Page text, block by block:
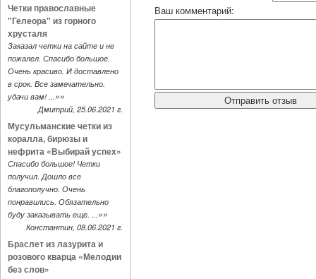
Четки православные
"Гелеора" из горного
хрусталя
Заказал четки на сайте и не
пожалел. Спасибо большое.
Очень красиво. И доставлено
в срок. Все замечательно.
удачи вам! ...»»
Дмитрий, 25.06.2021 г.
Мусульманские четки из
коралла, бирюзы и
нефрита «Выбирай успех»
Спасибо большое! Четки
получил. Дошло все
благополучно. Очень
понравились. Обязательно
буду заказывать еще. ...»»
Константин, 08.06.2021 г.
Браслет из лазурита и
розового кварца «Мелодии
без слов»
Ваш комментарий: